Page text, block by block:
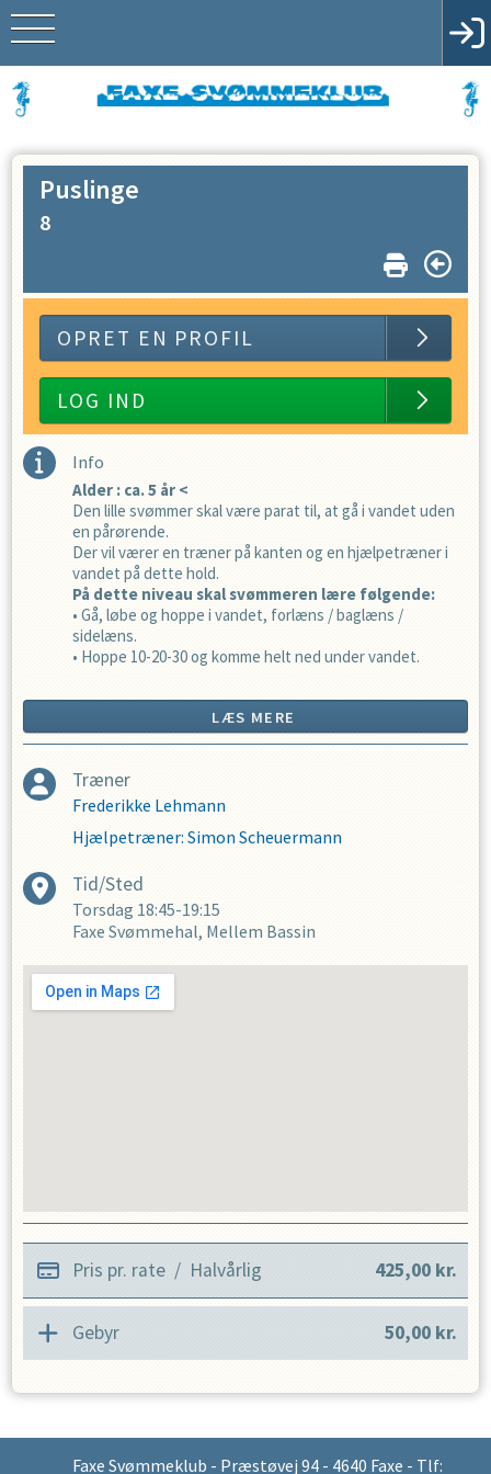
Puslinge
8
OPRET EN PROFIL
LOG IND
Info
Alder : ca. 5 år <
Den lille svømmer skal være parat til, at gå i vandet uden
en pårørende.
Der vil værer en træner på kanten og en hjælpetræner i
vandet på dette hold.
På dette niveau skal svømmeren lære følgende:
• Gå, løbe og hoppe i vandet, forlæns / baglæns /
sidelæns.
• Hoppe 10-20-30 og komme helt ned under vandet.
• Crawl ben med plade.
• Rygcrawl ben med plade.
• Delfin / Havfrue ben med plade. (butterfly ben).
• Puste ud i vandet, når man svømmer med plade.
• Dykke ned og tage ting op fra bunden, uden at gnide
• Svømme gennem en stor ring, med hovedet under vand.
• Hoppe på benene i vandet, fra kanten.
• Prøve at svømme med svømmefødder.
• Leg hvor de forskellige øvelser indgår.
• Svømme 25 m. i det store bassin, med bælte.
LÆS MERE
Træner
Frederikke Lehmann
Hjælpetræner: Simon Scheuermann
Tid/Sted
Torsdag 18:45-19:15
Faxe Svømmehal, Mellem Bassin
Pris pr. rate / Halvårlig 425,00 kr.
Gebyr 50,00 kr.
Faxe Svømmeklub - Præstøvej 94 - 4640 Faxe - Tlf: